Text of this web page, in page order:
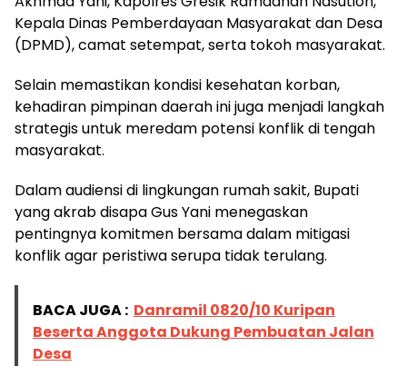
Kepala Dinas Pemberdayaan Masyarakat dan Desa
(DPMD), camat setempat, serta tokoh masyarakat.
Selain memastikan kondisi kesehatan korban,
kehadiran pimpinan daerah ini juga menjadi langkah
strategis untuk meredam potensi konflik di tengah
masyarakat.
Dalam audiensi di lingkungan rumah sakit, Bupati
yang akrab disapa Gus Yani menegaskan
pentingnya komitmen bersama dalam mitigasi
konflik agar peristiwa serupa tidak terulang.
BACA JUGA : Danramil 0820/10 Kuripan
Beserta Anggota Dukung Pembuatan Jalan
Desa